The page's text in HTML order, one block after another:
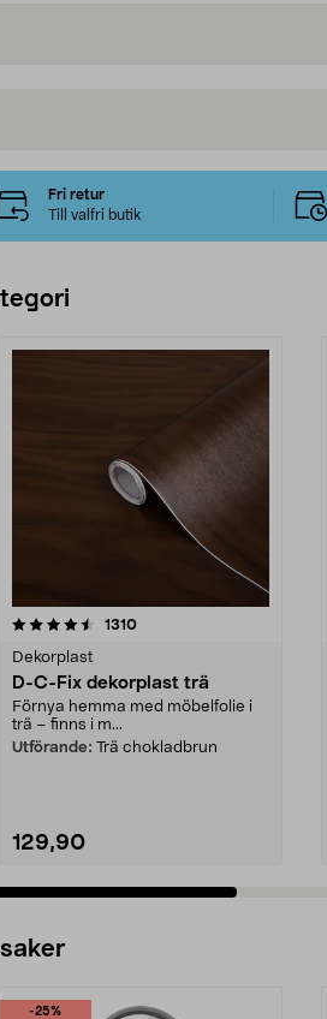
Fri retur
Till valfri butik
1310recensioner
Dekorplast
D-C-Fix dekorplast trä
Förnya hemma med möbelfolie i
trä – finns i m...
Utförande: Trä chokladbrun
129,90
4.5 av 5 stjärnor
-25%